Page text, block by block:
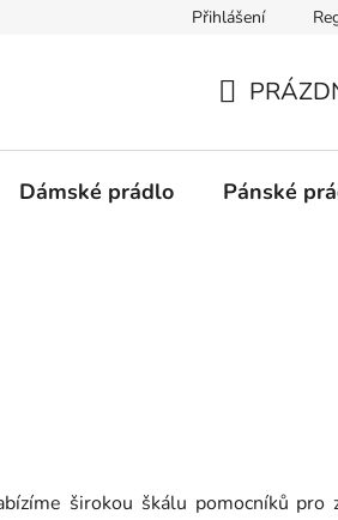
Podmínky ochrany osobních údajů
Přihlášení
KOŠÍK
Dámské prádlo Pánské
širokou škálu pomocníků pro